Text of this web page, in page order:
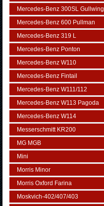
Mercedes-Benz 300SL Gullwing
Mercedes-Benz 600 Pullman
Mercedes-Benz 319 L
Mercedes-Benz Ponton
Mercedes-Benz W110
Mercedes-Benz Fintail
Mercedes-Benz W111/112
Mercedes-Benz W113 Pagoda
Mercedes-Benz W114
Messerschmitt KR200
MG MGB
Mini
Morris Minor
Morris Oxford Farina
Moskvich-402/407/403